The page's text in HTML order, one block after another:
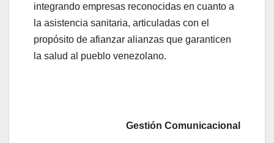
integrando empresas reconocidas en cuanto a
la asistencia sanitaria, articuladas con el
propósito de afianzar alianzas que garanticen
la salud al pueblo venezolano.
Gestión Comunicacional